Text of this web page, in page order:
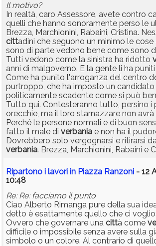
Il motivo?
In realtà, caro Assessore, avete contro
quelli che hanno sonoramente perso le
Brezza, Marchionini, Rabaini, Cristina.
cittadini che seguono un minimo le cose
sono di parte vedono bene come sono
Tutti vedono come la sinistra ha ridotto
anni di malgoverno. E la gente li ha puniti
Come ha punito l'arroganza del centro
purtroppo, che ha imposto un
politicamente scadente come si può
Tutto qui. Contesteranno tutto, persino i
orecchie, ma il loro starnazzare non
Perché le persone normali e di buon
fatto il male di verbania e non ha il
Dovrebbero solo vergognarsi e ritirarsi
verbania. Brezza, Marchionini, Rabaini e
Ripartono i lavori in Piazza Ranzoni - 12
10:48
Re: Re: facciamo il punto
Ciao Alberto Rimanga pure della sua
detto è esattamente quello che ci
Ovvero che governare una città come
difficile o impossibile senza avere sulla
simbolo o un colore. Al contrario di